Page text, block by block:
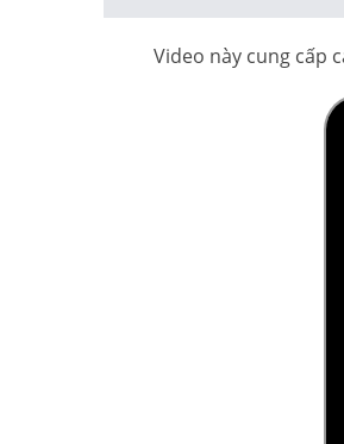
Video này cung cấp